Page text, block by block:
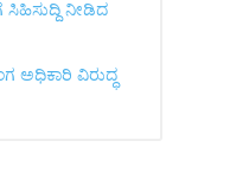
ಸಿಹಿಸುದ್ದಿ ನೀಡಿದ
ಅಧಿಕಾರಿ ವಿರುದ್ಧ